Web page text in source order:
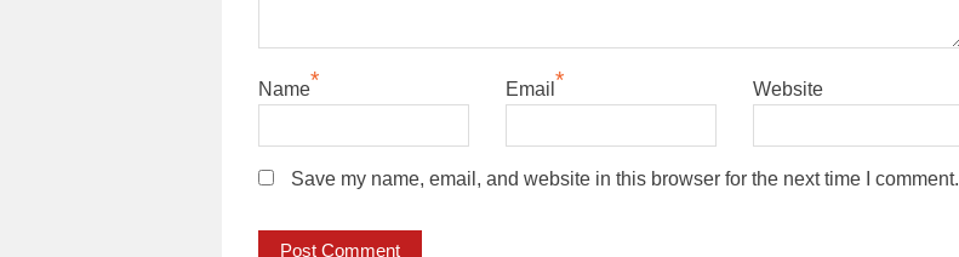
Name* Email * Website
Save my name, email, and website in this browser for the next time I comment.